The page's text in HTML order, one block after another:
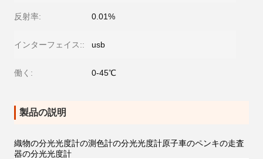
反射率: 0.01%
インターフェイス:: usb
働く: 0-45℃
製品の説明
織物の分光光度計の測色計の分光光度計原子車のペンキの走査
器の分光光度計